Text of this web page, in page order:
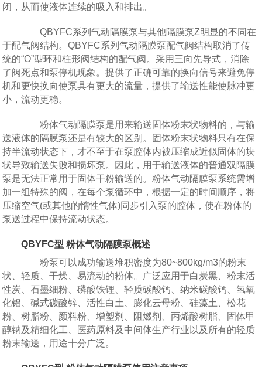
闭，从而使液体连续的吸入和排出。
QBYFC系列气动隔膜泵与其他隔膜泵Z明显的不同在
于配气阀结构。QBYFC系列气动隔膜泵配气阀结构取消了传
统的“O”型环和柱形阀结构的配气阀。采用三向先导式，消除
了阀死点和泵停机现象。提供了正确可靠的换向信号来避免停
机和更快换向使泵具有更大的流量，提供了输送性能使脉冲更
小，流动更稳。
粉体气动隔膜泵是用来输送固体粉末状物料的，与输
送液体的隔膜泵还是有较大的区别。固体粉末状物料只有在保
持半流动状态下，才不至于在泵腔体内被压缩成近似固体的块
状导致输送失败和损坏泵。因此，用于输送液体的普通双隔膜
泵是无法正常用于固体干粉输送的。粉体气动隔膜泵系统需增
加一组特殊的阀，在每个泵循环中，根据一定的时间顺序，将
压缩空气(或其他的惰性气体)同步引入泵的腔体，使在粉体的
泵送过程中保持流动状态。
QBYFC型 粉体气动隔膜泵概述
粉泵可以成功输送堆积密度为80~800kg/m3的粉末
状、轻质、干燥、易流动的粉体。广泛应用于白炭黑、粉末活
性炭、石墨细粉、磷酸铁锂、轻质碳酸钙、纳米碳酸钙、氢氧
化铝、碱式碳酸锌、活性白土、膨化云母粉、硅藻土、松花
粉、树脂粉、颜料粉、增塑剂、阻燃剂、丙烯酸树脂、固体甲
醇钠及精细化工、医药原料及中间体生产行业以及所有的轻质
粉末输送，用途十分广泛。